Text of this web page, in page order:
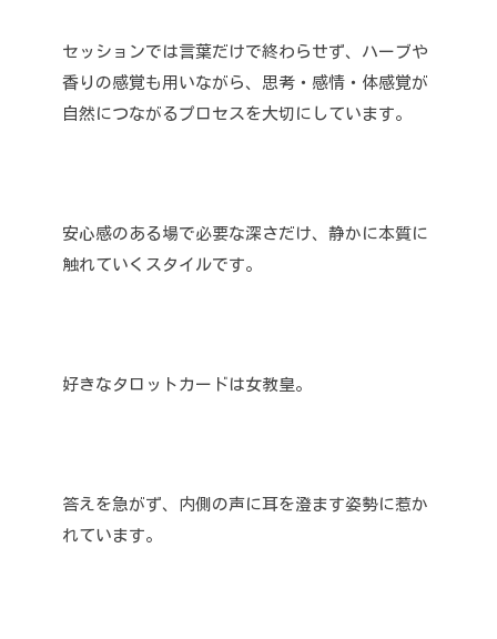
セッションでは言葉だけで終わらせず、ハーブや
香りの感覚も用いながら、思考・感情・体感覚が
自然につながるプロセスを大切にしています。
安心感のある場で必要な深さだけ、静かに本質に
触れていくスタイルです。
好きなタロットカードは女教皇。
答えを急がず、内側の声に耳を澄ます姿勢に惹か
れています。